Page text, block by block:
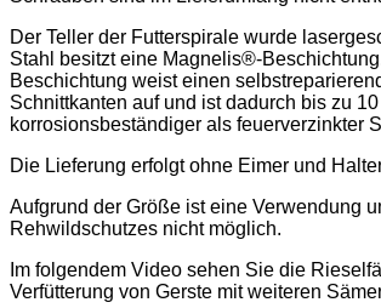
Der Teller der Futterspirale wurde
Stahl besitzt eine Magnelis®-
Beschichtung weist einen
Schnittkanten auf und ist dadurch bis zu 10
korrosionsbeständiger als feuerverzinkter
Die Lieferung erfolgt ohne Eimer und
Aufgrund der Größe ist eine Verwendung
Rehwildschutzes nicht möglich.
Im folgendem Video sehen Sie die
Verfütterung von Gerste mit weiteren